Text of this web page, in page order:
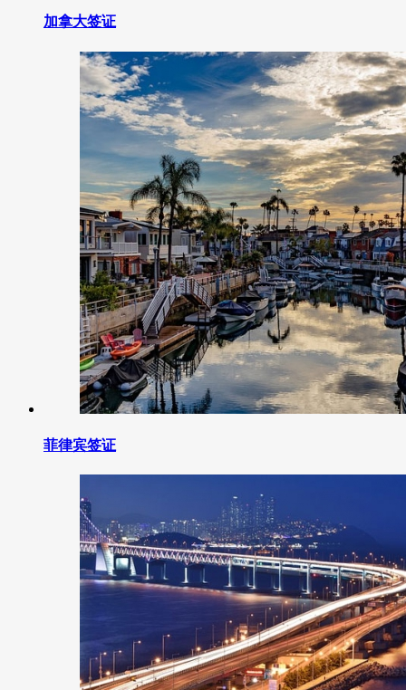
加拿大签证
菲律宾签证